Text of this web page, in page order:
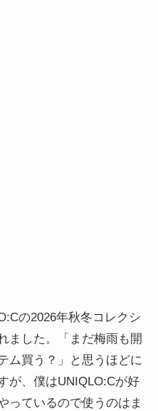
の2026年秋冬コレクシ
ました。「まだ梅雨も開
ム買う？」と思うほどに
が、僕はUNIQLO:Cが好
っているので使うのはま